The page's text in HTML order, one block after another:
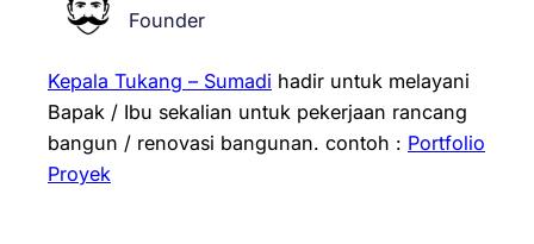
Founder
Kepala Tukang – Sumadi hadir untuk melayani
Bapak / Ibu sekalian untuk pekerjaan rancang
bangun / renovasi bangunan. contoh : Portfolio
Proyek